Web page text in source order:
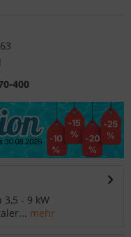
400
3,5 - 9 kW
mehr